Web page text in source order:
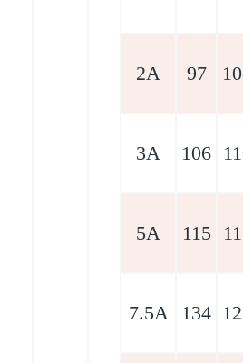
2A 97
3A 106
5A 115
7.5A 134